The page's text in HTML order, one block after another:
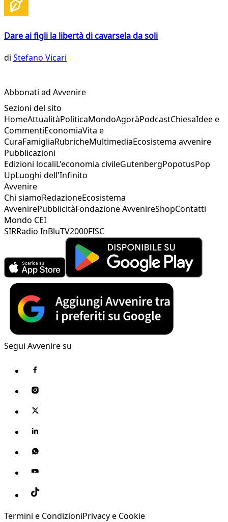
Dare ai figli la libertà di cavarsela da soli
di Stefano Vicari
Abbonati ad Avvenire
Sezioni del sito
HomeAttualitàPoliticaMondoAgoràPodcastChiesaIdee e
CommentiEconomiaVita e
CuraFamigliaRubricheMultimediaEcosistema avvenire
Pubblicazioni
Edizioni localiL'economia civileGutenbergPopotusPop
UpLuoghi dell'Infinito
Avvenire
Chi siamoRedazioneEcosistema
AvvenirePubblicitàFondazione AvvenireShopContatti
Mondo CEI
SIRRadio InBluTV2000FISC
Segui Avvenire su
Termini e CondizioniPrivacy e Cookie